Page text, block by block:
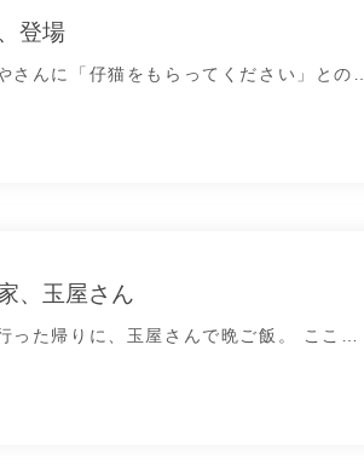
登場
さんに「仔猫をもらってください」との…
、玉屋さん
った帰りに、玉屋さんで晩ご飯。 ここ…